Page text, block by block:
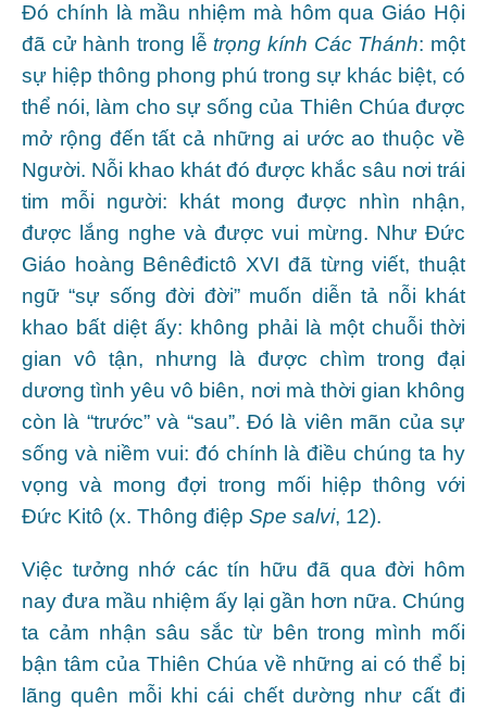
Đó chính là mầu nhiệm mà hôm qua Giáo Hội
đã cử hành trong lễtrọng kính Các Thánh: một
sự hiệp thông phong phú trong sự khác biệt, có
thể nói, làm cho sự sống của Thiên Chúa được
mở rộng đến tất cả những ai ước ao thuộc về
Người. Nỗi khao khát đó được khắc sâu nơi trái
tim mỗi người: khát mong được nhìn nhận,
được lắng nghe và được vui mừng. Như Đức
Giáo hoàng Bênêđictô XVI đã từng viết, thuật
ngữ “sự sống đời đời” muốn diễn tả nỗi khát
khao bất diệt ấy: không phải là một chuỗi thời
gian vô tận, nhưng là được chìm trong đại
dương tình yêu vô biên, nơi mà thời gian không
còn là “trước” và “sau”. Đó là viên mãn của sự
sống và niềm vui: đó chính là điều chúng ta hy
vọng và mong đợi trong mối hiệp thông với
Đức Kitô (x. Thông điệp Spe salvi, 12).
Việc tưởng nhớ các tín hữu đã qua đời hôm
nay đưa mầu nhiệm ấy lại gần hơn nữa. Chúng
ta cảm nhận sâu sắc từ bên trong mình mối
bận tâm của Thiên Chúa về những ai có thể bị
lãng quên mỗi khi cái chết dường như cất đi